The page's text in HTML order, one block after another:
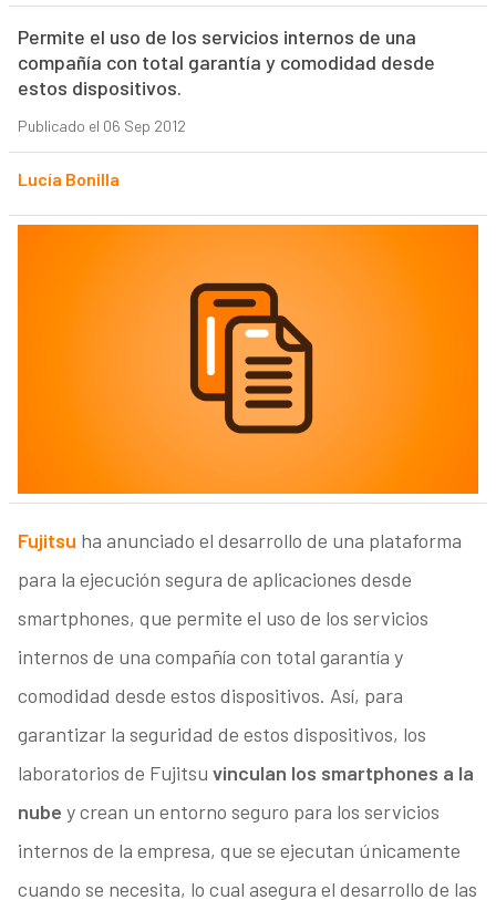
Permite el uso de los servicios internos de una
compañía con total garantía y comodidad desde
estos dispositivos.
Publicado el 06 Sep 2012
Lucía Bonilla
Fujitsu ha anunciado el desarrollo de una plataforma
para la ejecución segura de aplicaciones desde
smartphones, que permite el uso de los servicios
internos de una compañía con total garantía y
comodidad desde estos dispositivos. Así, para
garantizar la seguridad de estos dispositivos, los
laboratorios de Fujitsu vinculan los smartphones a la
nube y crean un entorno seguro para los servicios
internos de la empresa, que se ejecutan únicamente
cuando se necesita, lo cual asegura el desarrollo de las